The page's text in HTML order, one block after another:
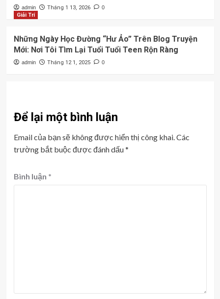
admin Tháng 1 13, 2026 0
Giải Trí
Những Ngày Học Đường “Hư Ảo” Trên Blog Truyện
Mới: Nơi Tôi Tìm Lại Tuổi Tuổi Teen Rộn Ràng
admin Tháng 12 1, 2025 0
Để lại một bình luận
Email của bạn sẽ không được hiển thị công khai. Các
trường bắt buộc được đánh dấu*
Bình luận *